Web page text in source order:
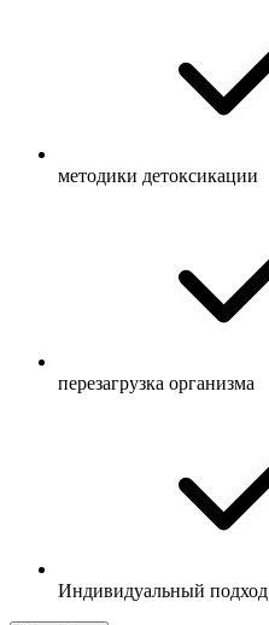
методики детоксикации
перезагрузка организма
Индивидуальный подход